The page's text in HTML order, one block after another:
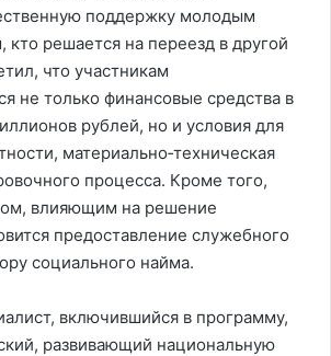
поддержку молодым
кто решается на переезд в другой
что участникам
не только финансовые средства в
рублей, но и условия для
материально‑техническая
процесса. Кроме того,
влияющим на решение
предоставление служебного
социального найма.
включившийся в программу,
развивающий национальную